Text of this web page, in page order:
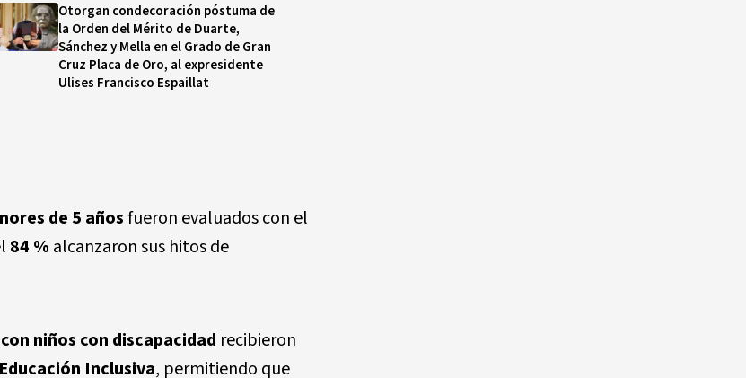
Otorgan condecoración póstuma de
la Orden del Mérito de Duarte,
Sánchez y Mella en el Grado de Gran
Cruz Placa de Oro, al expresidente
Ulises Francisco Espaillat
de 5 añosfueron evaluados con el
84 % alcanzaron sus hitos de
niños con discapacidad recibieron
Inclusiva, permitiendo que